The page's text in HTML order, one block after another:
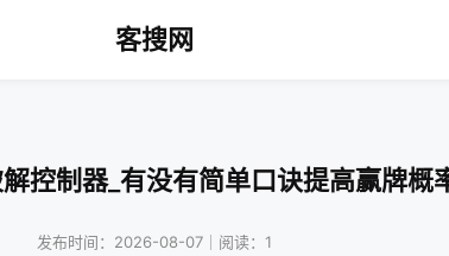
客搜网
控制器_有没有简单口诀提高赢牌概
发布时间：2026-08-07｜阅读：1